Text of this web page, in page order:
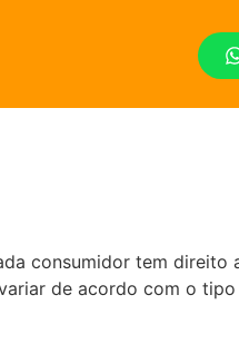
consumidor tem direito
de acordo com o